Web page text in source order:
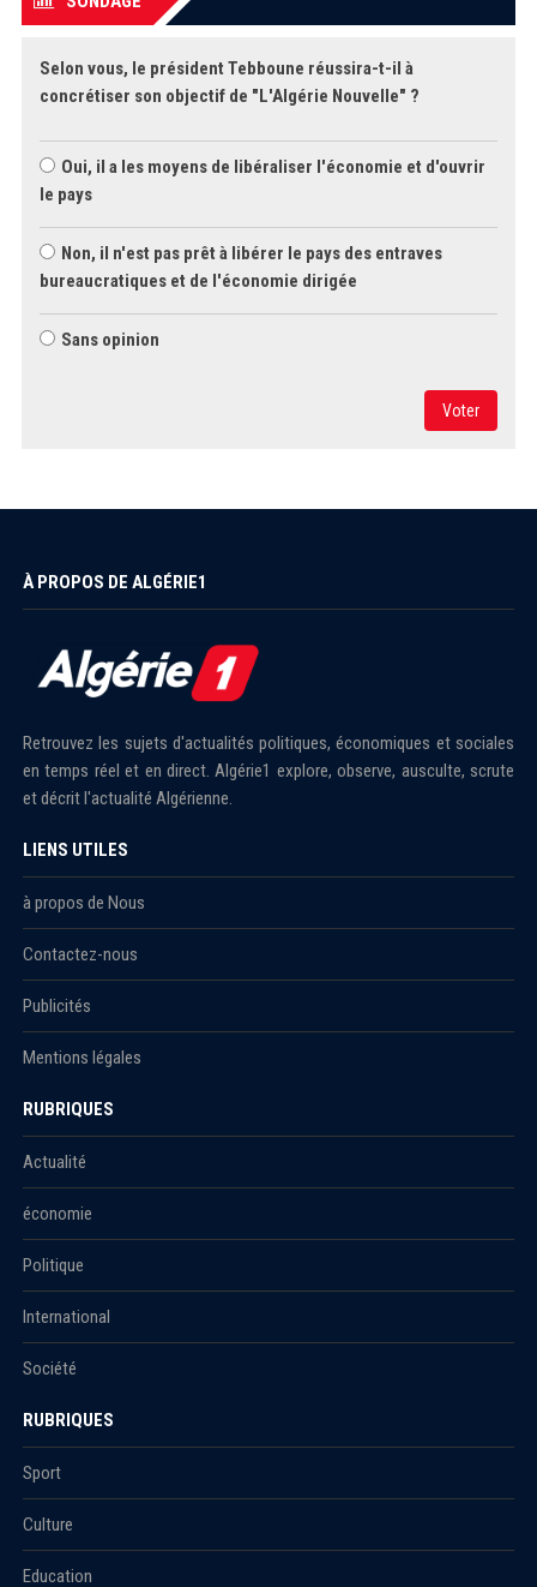
Selon vous, le président Tebboune réussira-t-il à
concrétiser son objectif de "L'Algérie Nouvelle" ?
Oui, il a les moyens de libéraliser l'économie et d'ouvrir
le pays
Non, il n'est pas prêt à libérer le pays des entraves
bureaucratiques et de l'économie dirigée
Sans opinion
Voter
À PROPOS DE ALGÉRIE1
Retrouvez les sujets d'actualités politiques, économiques et sociales
en temps réel et en direct. Algérie1 explore, observe, ausculte, scrute
et décrit l'actualité Algérienne.
LIENS UTILES
à propos de Nous
Contactez-nous
Publicités
Mentions légales
RUBRIQUES
Actualité
économie
Politique
International
Société
RUBRIQUES
Sport
Culture
Education